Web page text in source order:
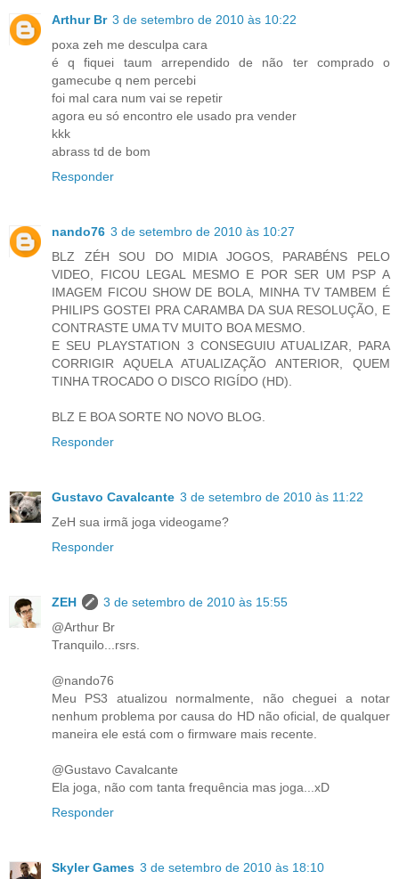
Arthur Br 3 de setembro de 2010 às 10:22
poxa zeh me desculpa cara
é q fiquei taum arrependido de não ter comprado o
gamecube q nem percebi
foi mal cara num vai se repetir
agora eu só encontro ele usado pra vender
kkk
abrass td de bom
Responder
nando76 3 de setembro de 2010 às 10:27
BLZ ZÉH SOU DO MIDIA JOGOS, PARABÉNS PELO
VIDEO, FICOU LEGAL MESMO E POR SER UM PSP A
IMAGEM FICOU SHOW DE BOLA, MINHA TV TAMBEM É
PHILIPS GOSTEI PRA CARAMBA DA SUA RESOLUÇÃO, E
CONTRASTE UMA TV MUITO BOA MESMO.
E SEU PLAYSTATION 3 CONSEGUIU ATUALIZAR, PARA
CORRIGIR AQUELA ATUALIZAÇÃO ANTERIOR, QUEM
TINHA TROCADO O DISCO RIGÍDO (HD).
BLZ E BOA SORTE NO NOVO BLOG.
Responder
Gustavo Cavalcante 3 de setembro de 2010 às 11:22
ZeH sua irmã joga videogame?
Responder
ZEH
3 de setembro de 2010 às 15:55
@Arthur Br
Tranquilo...rsrs.
@nando76
Meu PS3 atualizou normalmente, não cheguei a notar
nenhum problema por causa do HD não oficial, de qualquer
maneira ele está com o firmware mais recente.
@Gustavo Cavalcante
Ela joga, não com tanta frequência mas joga...xD
Responder
Skyler Games 3 de setembro de 2010 às 18:10